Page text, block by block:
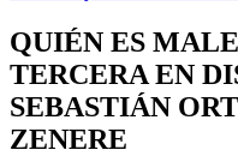
QUIÉN ES
TERCERA EN
SEBASTIÁN
ZENERE